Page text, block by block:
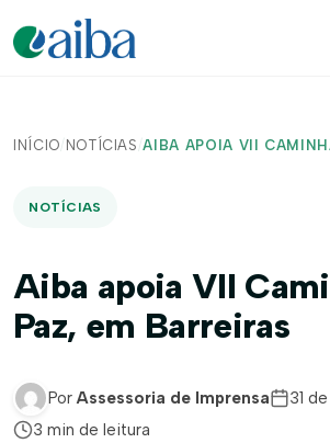
INÍCIO/ NOTÍCIAS /AIBA APOIA VII
NOTÍCIAS
Aiba apoia VII
Paz, em Barreiras
Por Assessoria de Imprensa
31
3 min de leitura